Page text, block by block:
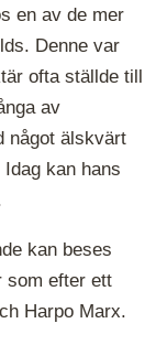
en av de mer
Denne var
ofta ställde till
av
något älskvärt
kan hans
kan beses
som efter ett
Harpo Marx.